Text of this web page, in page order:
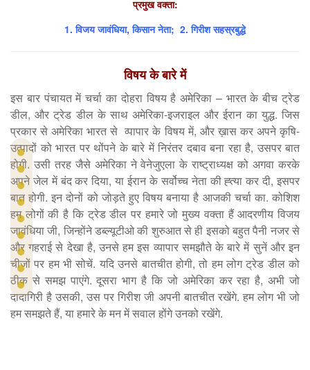
प्रमुख वक्ता:
1. विजय जावंधिया, किसान नेता; 2. गिरीश सहस्रबुद्धे
विषय के बारे में
इस बार पंचायत में चर्चा का दोहरा विषय है अमेरिका – भारत के बीच ट्रेड
डील, और ट्रेड डील के साथ अमेरिका-इजराइल और ईरान का युद्ध. जिस
प्रकार से अमेरिका भारत से व्पापार के विषय में, और ख़ास कर अपने कृषि-
उत्पादों को भारत पर थोंपने के बारे में निरंतर दबाव बना रहा है, उसपर बात
होगी. उसी तरह जैसे अमेरिका ने वेनेजुएला के राष्ट्राध्यक्ष को अगवा करके
अपने जेल में बंद कर दिया, या ईरान के सर्वोच्च नेता की ह्त्या कर दी, इसपर
बात होगी. इन दोनों को जोड़ते हुए विषय बनाया है आजकी चर्चा का. कोशिश
हम लोगों की है कि ट्रेड डील पर हमारे जो मुख्य वक्ता हैं आदरणीय विजय
जावंधिया जी, जिन्होंने डब्ल्यूटीओ की शुरुआत से ही इसको बहुत पैनी नजर से
और गहराई से देखा है, उनसे हम इस व्यापार समझौते के बारे में सुनें और इन
चीजों पर हम भी सोचें. यदि उनसे बातचीत होगी, तो हम लोग ट्रेड डील को
ठीक से समझ पाएंगे. दूसरा भाग है कि जो अमेरिका कर रहा है, अभी जो
दादागिरी है उसकी, उस पर गिरीश जी अपनी बातचीत रखेंगे. हम लोग भी जो
हम समझते हैं, या हमारे के मन में सवाल होंगे उनको रखेंगे.